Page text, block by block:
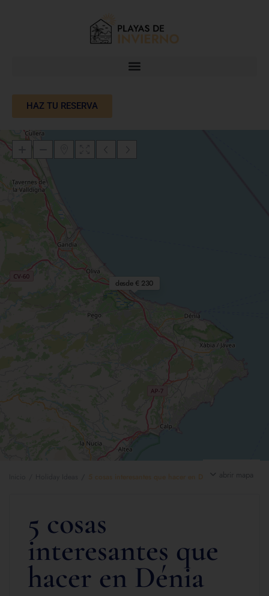
HAZ TU RESERVA
desde € 230
5 cosas
interesantes que
hacer en Dénia